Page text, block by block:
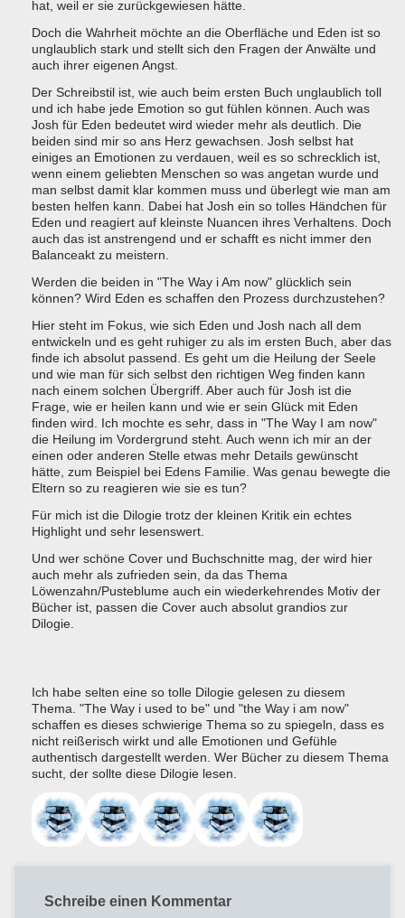
hat, weil er sie zurückgewiesen hätte.
Doch die Wahrheit möchte an die Oberfläche und Eden ist so
unglaublich stark und stellt sich den Fragen der Anwälte und
auch ihrer eigenen Angst.
Der Schreibstil ist, wie auch beim ersten Buch unglaublich toll
und ich habe jede Emotion so gut fühlen können. Auch was
Josh für Eden bedeutet wird wieder mehr als deutlich. Die
beiden sind mir so ans Herz gewachsen. Josh selbst hat
einiges an Emotionen zu verdauen, weil es so schrecklich ist,
wenn einem geliebten Menschen so was angetan wurde und
man selbst damit klar kommen muss und überlegt wie man am
besten helfen kann. Dabei hat Josh ein so tolles Händchen für
Eden und reagiert auf kleinste Nuancen ihres Verhaltens. Doch
auch das ist anstrengend und er schafft es nicht immer den
Balanceakt zu meistern.
Werden die beiden in "The Way i Am now" glücklich sein
können? Wird Eden es schaffen den Prozess durchzustehen?
Hier steht im Fokus, wie sich Eden und Josh nach all dem
entwickeln und es geht ruhiger zu als im ersten Buch, aber das
finde ich absolut passend. Es geht um die Heilung der Seele
und wie man für sich selbst den richtigen Weg finden kann
nach einem solchen Übergriff. Aber auch für Josh ist die
Frage, wie er heilen kann und wie er sein Glück mit Eden
finden wird. Ich mochte es sehr, dass in "The Way I am now"
die Heilung im Vordergrund steht. Auch wenn ich mir an der
einen oder anderen Stelle etwas mehr Details gewünscht
hätte, zum Beispiel bei Edens Familie. Was genau bewegte die
Eltern so zu reagieren wie sie es tun?
Für mich ist die Dilogie trotz der kleinen Kritik ein echtes
Highlight und sehr lesenswert.
Und wer schöne Cover und Buchschnitte mag, der wird hier
auch mehr als zufrieden sein, da das Thema
Löwenzahn/Pusteblume auch ein wiederkehrendes Motiv der
Bücher ist, passen die Cover auch absolut grandios zur
Dilogie.
Ich habe selten eine so tolle Dilogie gelesen zu diesem
Thema. "The Way i used to be" und "the Way i am now"
schaffen es dieses schwierige Thema so zu spiegeln, dass es
nicht reißerisch wirkt und alle Emotionen und Gefühle
authentisch dargestellt werden. Wer Bücher zu diesem Thema
sucht, der sollte diese Dilogie lesen.
Schreibe einen Kommentar